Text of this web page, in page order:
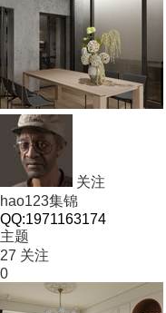
关注
hao123集锦
QQ:1971163174
主题
27 关注
0